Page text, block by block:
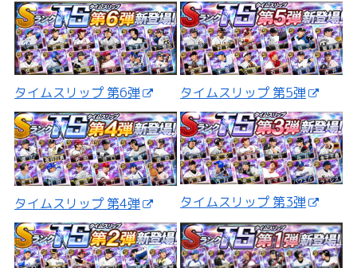
タイムスリップ 第6弾 タイムスリップ 第5弾
タイムスリップ 第4弾 タイムスリップ 第3弾